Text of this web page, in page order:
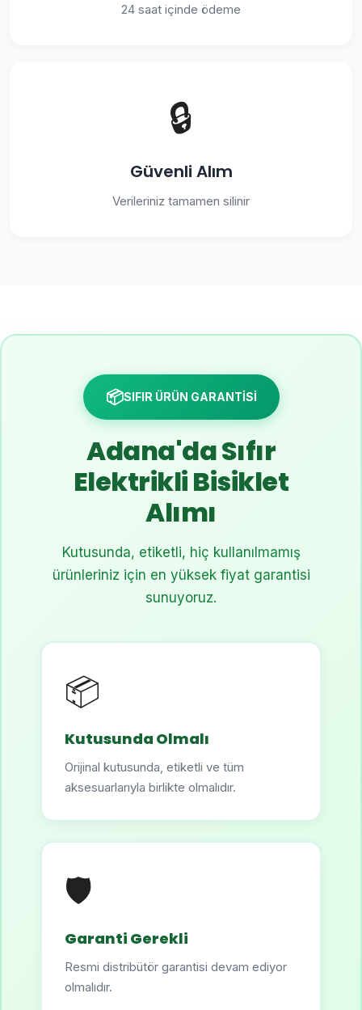
24 saat içinde ödeme
🔒
Güvenli Alım
Verileriniz tamamen silinir
📦SIFIR ÜRÜN GARANTİSİ
Adana'da Sıfır
Elektrikli Bisiklet
Alımı
Kutusunda, etiketli, hiç kullanılmamış
ürünleriniz için en yüksek fiyat garantisi
sunuyoruz.
📦
Kutusunda Olmalı
Orijinal kutusunda, etiketli ve tüm
aksesuarlarıyla birlikte olmalıdır.
🛡️
Garanti Gerekli
Resmi distribütör garantisi devam ediyor
olmalıdır.